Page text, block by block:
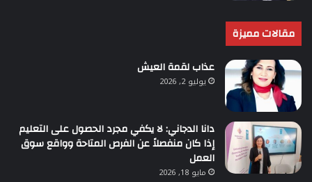
مقالات مميزة
عذاب لقمة العيش
يوليو 2, 2026
دانا الدجاني: لا يكفي مجرد الحصول على التعليم
إذا كان منفصلاً عن الفرص المتاحة وواقع سوق
العمل
مايو 18, 2026